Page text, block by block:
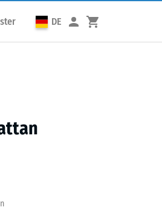
DE